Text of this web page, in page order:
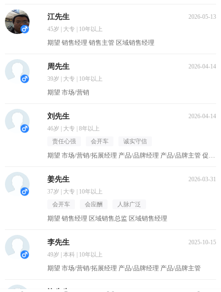
江先生
2026-05-13
45岁 | 大专 | 10年以上
期望 销售经理 销售主管 区域销售经理
周先生
2026-04-14
39岁 | 大专 | 10年以上
期望 市场/营销
刘先生
2026-04-14
46岁 | 大专 | 8年以上
责任心强
会开车 诚实守信
期望 市场/营销/拓展经理 产品/品牌经理 产品/品牌主管 促销主管/督导 区域销售经理
姜先生
2026-03-31
37岁 | 大专 | 10年以上
会开车
会应酬 人脉广泛
期望 销售经理 区域销售总监 区域销售经理
李先生
2025-10-15
49岁 | 本科 | 10年以上
期望 市场/营销/拓展经理 产品/品牌经理 产品/品牌主管